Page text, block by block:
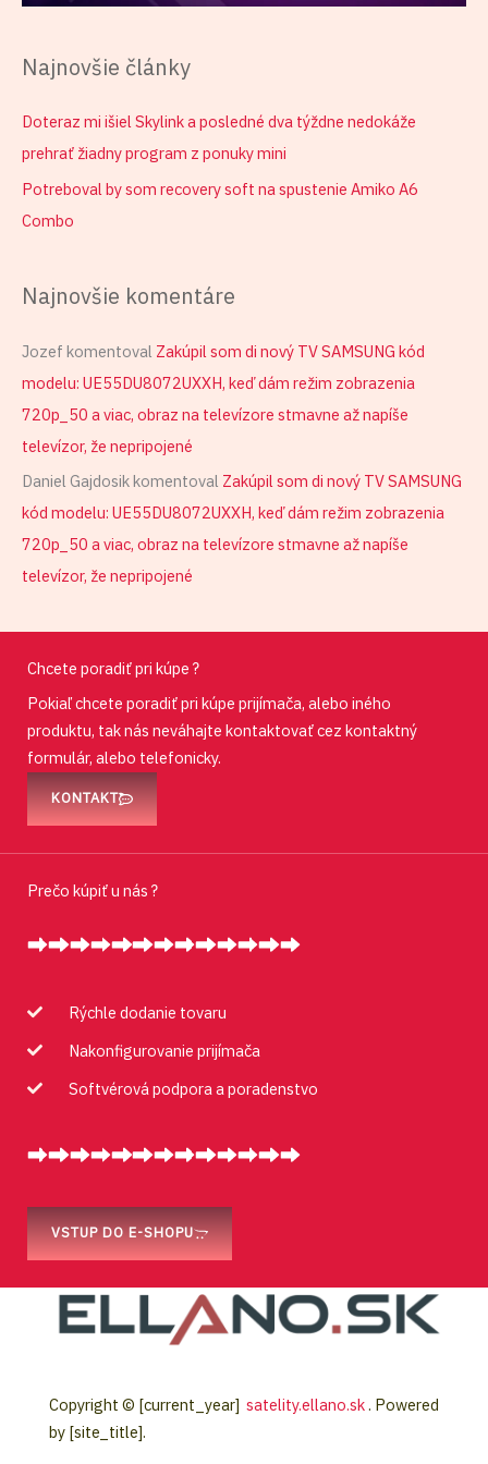
Najnovšie články
Doteraz mi išiel Skylink a posledné dva týždne nedokáže
prehrať žiadny program z ponuky mini
Potreboval by som recovery soft na spustenie Amiko A6
Combo
Najnovšie komentáre
Jozef komentoval Zakúpil som di nový TV SAMSUNG kód
modelu: UE55DU8072UXXH, keď dám režim zobrazenia
720p_50 a viac, obraz na televízore stmavne až napíše
televízor, že nepripojené
Daniel Gajdosikkomentoval Zakúpil som di nový TV SAMSUNG
kód modelu: UE55DU8072UXXH, keď dám režim zobrazenia
720p_50 a viac, obraz na televízore stmavne až napíše
televízor, že nepripojené
Chcete poradiť pri kúpe ?
Pokiaľ chcete poradiť pri kúpe prijímača, alebo iného
produktu, tak nás neváhajte kontaktovať cez kontaktný
formulár, alebo telefonicky.
KONTAKT
Prečo kúpiť u nás ?
Rýchle dodanie tovaru
Nakonfigurovanie prijímača
Softvérová podpora a poradenstvo
VSTUP DO E-SHOPU
Copyright © [current_year] satelity.ellano.sk. Powered
by [site_title].